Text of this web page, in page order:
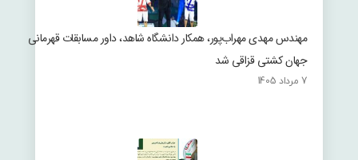
مهندس مهدی مهراب‌پور، همکار دانشگاه شاهد، داور مسابقات قهرمانی
جهان کشتی قزاقی شد
7 مرداد 1405